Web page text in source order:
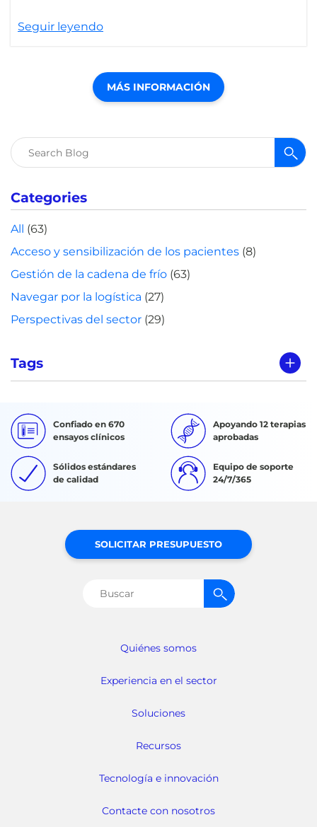
Seguir leyendo
MÁS INFORMACIÓN
Buscar:
Categories
All (63)
Acceso y sensibilización de los pacientes (8)
Gestión de la cadena de frío (63)
Navegar por la logística (27)
Perspectivas del sector (29)
Tags
Confiado en 670
ensayos clínicos
Apoyando 12 terapias
aprobadas
Sólidos estándares
de calidad
Equipo de soporte
24/7/365
Quiénes somos
Experiencia en el sector
Soluciones
Recursos
Tecnología e innovación
Contacte con nosotros
SOLICITAR PRESUPUESTO
Buscar: